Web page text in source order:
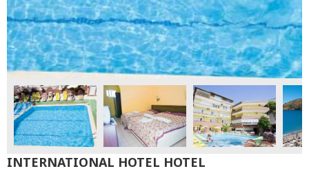
INTERNATIONAL HOTEL HOTEL